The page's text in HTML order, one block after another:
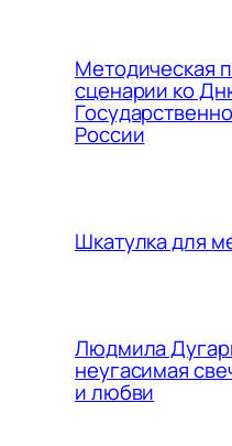
Методическая
сценарии ко
России
Шкатулка для
Людмила
неугасимая
и любви